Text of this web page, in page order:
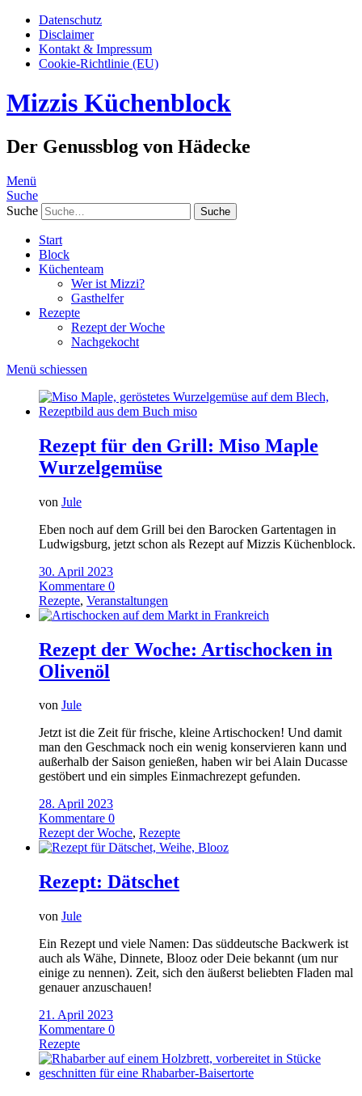
Datenschutz
Disclaimer
Kontakt & Impressum
Cookie-Richtlinie (EU)
Mizzis Küchenblock
Der Genussblog von Hädecke
Menü
Suche
Suche
Start
Block
Küchenteam
Wer ist Mizzi?
Gasthelfer
Rezepte
Rezept der Woche
Nachgekocht
Menü schiessen
Rezept für den Grill: Miso Maple
Wurzelgemüse
von Jule
Eben noch auf dem Grill bei den Barocken Gartentagen in
Ludwigsburg, jetzt schon als Rezept auf Mizzis Küchenblock.
30. April 2023
Kommentare 0
Rezepte, Veranstaltungen
Rezept der Woche: Artischocken in
Olivenöl
von Jule
Jetzt ist die Zeit für frische, kleine Artischocken! Und damit
man den Geschmack noch ein wenig konservieren kann und
außerhalb der Saison genießen, haben wir bei Alain Ducasse
gestöbert und ein simples Einmachrezept gefunden.
28. April 2023
Kommentare 0
Rezept der Woche, Rezepte
Rezept: Dätschet
von Jule
Ein Rezept und viele Namen: Das süddeutsche Backwerk ist
auch als Wähe, Dinnete, Blooz oder Deie bekannt (um nur
einige zu nennen). Zeit, sich den äußerst beliebten Fladen mal
genauer anzuschauen!
21. April 2023
Kommentare 0
Rezepte